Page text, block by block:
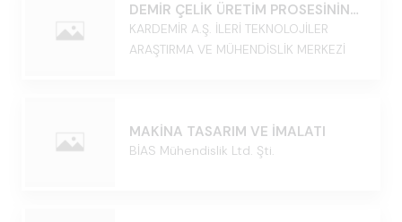
DEMİR ÇELİK ÜRETİM PROSESİNİN
İYİLEŞTİRİLMESİ
KARDEMİR A.Ş. İLERİ TEKNOLOJİLER
ARAŞTIRMA VE MÜHENDİSLİK MERKEZİ
MAKİNA TASARIM VE İMALATI
BİAS Mühendislik Ltd. Şti.